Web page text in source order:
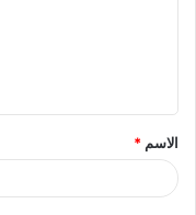
ق
*
الاسم *